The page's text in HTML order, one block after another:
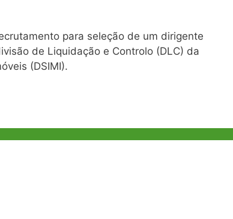
para seleção de um dirigente
de Liquidação e Controlo (DLC) da
(DSIMI).